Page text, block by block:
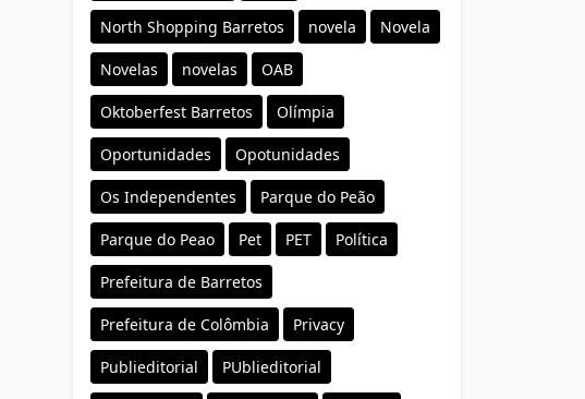
North Shopping Barretos novela Novela
Novelas novelas OAB
Oktoberfest Barretos Olímpia
Oportunidades Opotunidades
Os Independentes Parque do Peão
Parque do Peao Pet PET Política
Prefeitura de Barretos
Prefeitura de Colômbia Privacy
Publieditorial PUblieditorial